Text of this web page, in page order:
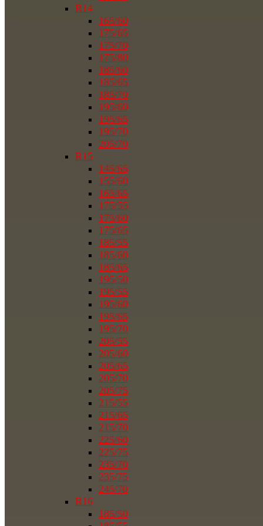
R14
165/60
175/65
175/70
175/80
185/60
185/65
185/70
195/60
195/65
195/70
205/70
R15
145/65
155/60
165/65
175/55
175/60
175/65
185/55
185/60
185/65
195/50
195/55
195/60
195/65
195/70
205/55
205/60
205/65
205/70
205/75
215/55
215/65
215/70
225/60
225/75
235/70
235/75
245/70
R16
185/50